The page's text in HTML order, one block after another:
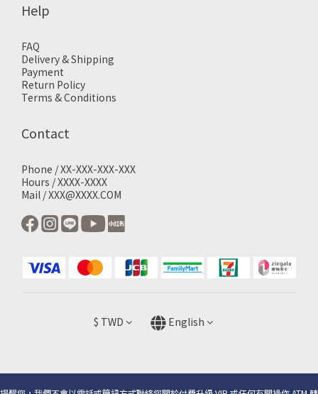
Help
FAQ
Delivery & Shipping
Payment
Return Policy
Terms & Conditions
Contact
Phone / XX-XXX-XXX-XXX
Hours / XXXX-XXXX
Mail / XXX@XXXX.COM
$ TWD English